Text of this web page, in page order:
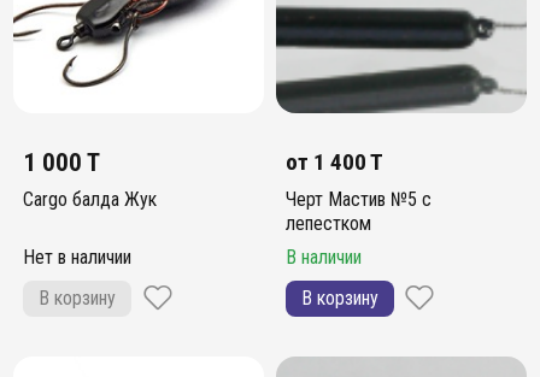
1 000 T
Cargo балда Жук
Нет в наличии
В корзину
от 1 400 T
Черт Мастив №5 с
лепестком
В наличии
В корзину